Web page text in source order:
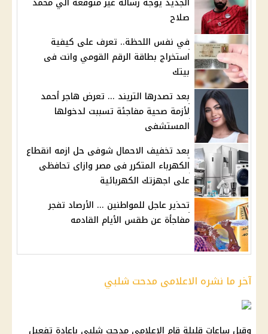
صلاح
في نفس اللحظة.. تعرف على كيفية
استخراج بطاقة الرقم القومي وانت فى
بيتك
بعد تصدرها التريند ... تعرض هاجر أحمد
لأزمة صحية مفاجئة تسببت لدخولها
المستشفى
بعد تخفيف الاحمال شوفى حل ازمه انقطاع
الكهرباء المتكرر فى مصر وازاى تحافظى
على اجهزتك الكهربائية
تحذير عاجل للمواطنين ... الأرصاد تفجر
مفاجأة عن طقس الأيام القادمه
آخر ما نشره الاعلامى مدحت شلبي
وقبل ساعات قليلة قام الإعلامي مدحت شلبي بإعادة تفعيل